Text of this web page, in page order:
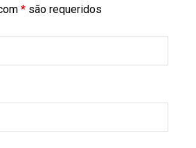
* são requeridos